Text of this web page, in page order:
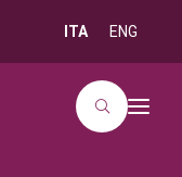
ITA ENG
T